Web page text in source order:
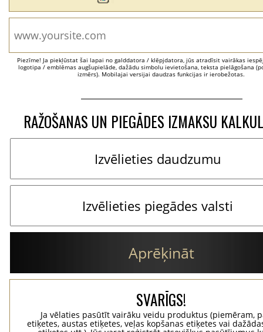
Piezīme! Ja piekļūstat šai lapai no galddatora / klēpjdatora, jūs atradīsit vairākas
logotipa / emblēmas augšupielāde, dažādu simbolu ievietošana, teksta pielāgošana
izmērs). Mobilajai versijai daudzas funkcijas ir ierobežotas.
RAŽOŠANAS UN PIEGĀDES IZMAKSU
Aprēķināt
SVARĪGS!
Ja vēlaties pasūtīt vairāku veidu produktus (piemēram,
etiķetes, austas etiķetes, veļas kopšanas etiķetes vai